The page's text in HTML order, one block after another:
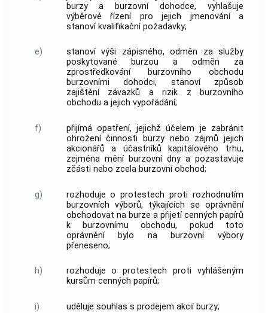
burzy a
burzovní dohodce, vyhlašuje
výběrové řízení pro jejich jmenování a
stanoví kvalifikační požadavky;
e)
stanoví výši zápisného, odměn za služby
poskytované burzou a odměn za
zprostředkování burzovního obchodu
burzovními dohodci, stanoví způsob
zajištění závazků a rizik z burzovního
obchodu a jejich vypořádání;
f)
přijímá opatření, jejichž účelem je zabránit
ohrožení činnosti burzy nebo zájmů jejich
akcionářů a účastníků kapitálového trhu,
zejména mění burzovní dny a pozastavuje
zčásti nebo zcela burzovní obchod;
g)
rozhoduje o protestech proti rozhodnutím
burzovních výborů, týkajících se oprávnění
obchodovat na burze a přijetícenných papírů
k
burzovnímu obchodu, pokud toto
oprávnění bylo na burzovní výbory
přeneseno;
h)
rozhoduje o protestech proti vyhlášeným
kursům cenných papírů;
i) uděluje souhlas s prodejem akcií burzy;